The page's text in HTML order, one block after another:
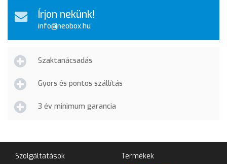
Írjon nekünk!
info@neobox.hu
Szaktanácsadás
Gyors és pontos szállítás
3 év minimum garancia
Szolgáltatások Termékek